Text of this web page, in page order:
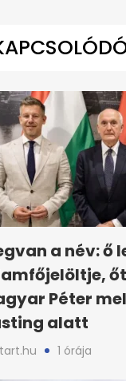
a név: ő
Péter
alatt
1 órája